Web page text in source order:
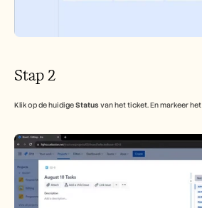
Stap 2
Klik op de huidige Status van het ticket. En markeer het